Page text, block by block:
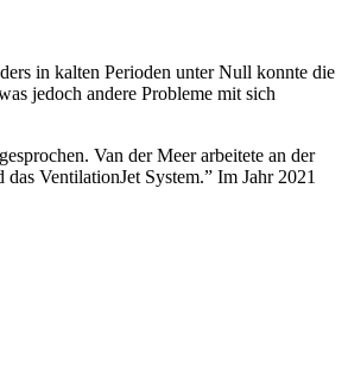
in kalten Perioden unter Null konnte die
jedoch andere Probleme mit sich
Van der Meer arbeitete an der
VentilationJet System.” Im Jahr 2021